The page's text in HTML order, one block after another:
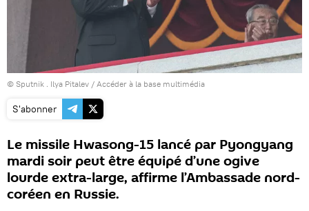
© Sputnik . Ilya Pitalev / Accéder à la base multimédia
S'abonner
Le missile Hwasong-15 lancé par Pyongyang
mardi soir peut être équipé d’une ogive
lourde extra-large, affirme l’Ambassade nord-
coréen en Russie.